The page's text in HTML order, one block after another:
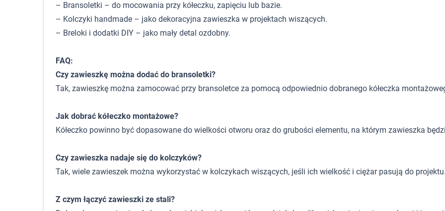
– Bransoletki – do mocowania przy kółeczku, zapięciu lub bazie.
– Kolczyki handmade – jako dekoracyjna zawieszka w projektach wiszących.
– Breloki i dodatki DIY – jako mały detal ozdobny.
FAQ:
Czy zawieszkę można dodać do bransoletki?
Tak, zawieszkę można zamocować przy bransoletce za pomocą odpowiednio dobranego kółeczka
Jak dobrać kółeczko montażowe?
Kółeczko powinno być dopasowane do wielkości otworu oraz do grubości elementu, na którym zawieszka
Czy zawieszka nadaje się do kolczyków?
Tak, wiele zawieszek można wykorzystać w kolczykach wiszących, jeśli ich wielkość i ciężar pasują do projektu.
Z czym łączyć zawieszki ze stali?